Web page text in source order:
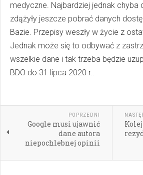
medyczne. Najbardziej jednak chyba
zdążyły jeszcze pobrać danych
Bazie. Przepisy weszły w życie z
Jednak może się to odbywać z
wszelkie dane i tak trzeba będzie
BDO do 31 lipca 2020 r..
POPRZEDNI
Google musi ujawnić
dane autora
niepochlebnej opinii